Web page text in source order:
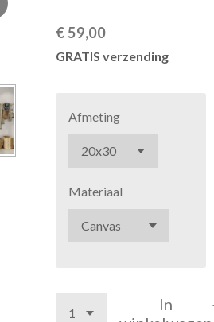
€ 59,00
GRATIS verzending
Afmeting
Materiaal
In